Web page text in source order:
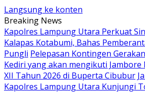
Langsung ke konten
Breaking News
Kapolres Lampung Utara Perkuat
Kalapas Kotabumi, Bahas
Pungli Pelepasan Kontingen
Kediri yang akan mengikuti Jambore
XII Tahun 2026 di Buperta Cibubur
Kapolres Lampung Utara Kunjungi